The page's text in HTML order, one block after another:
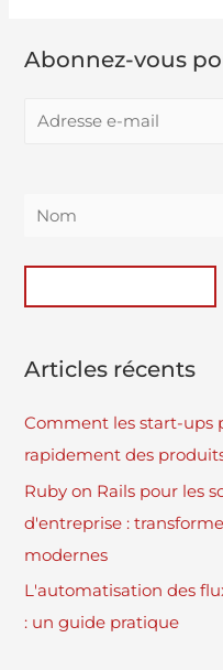
Abonnez-vous
Articles récents
Comment les start-ups
rapidement des
Ruby on Rails pour les
d'entreprise :
modernes
L'automatisation des
: un guide pratique